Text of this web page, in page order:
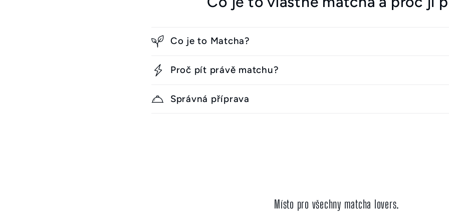
Co je to Matcha?
Proč pít právě matchu?
Správná příprava
Místo pro všechny matcha lovers.